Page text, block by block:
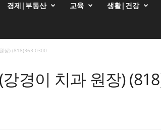
경제|부동산 교육 생활|건강
장) (818)363-0300
경이 치과 원장)